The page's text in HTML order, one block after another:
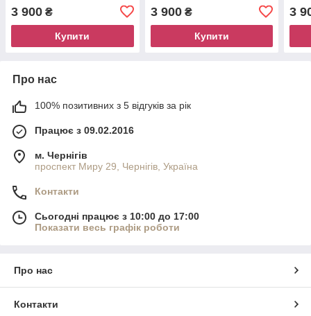
3 900 ₴
Купити
3 900₴
Купити
3
Про нас
100% позитивних з 5 відгуків за рік
Працює з 09.02.2016
м. Чернігів
проспект Миру 29, Чернігів, Україна
Контакти
Сьогодні працює з 10:00 до 17:00
Показати весь графік роботи
Про нас
Контакти